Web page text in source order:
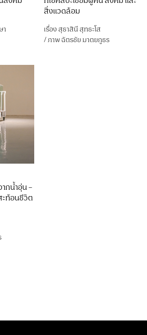
า
สิ่งแวดล้อม
เรื่องสุธาสินี สุทธะโส
/ภาพฉัตรชัย มาตยภูธร
กน้ำอุ่น –
ท้อนชีวิต